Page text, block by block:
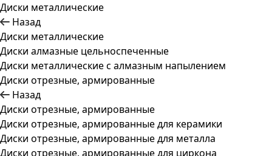
Диски металлические
Назад
Диски металлические
Диски алмазные цельноспеченные
Диски металлические с алмазным напылением
Диски отрезные, армированные
Назад
Диски отрезные, армированные
Диски отрезные, армированные для керамики
Диски отрезные, армированные для металла
Диски отрезные, армированные для циркона